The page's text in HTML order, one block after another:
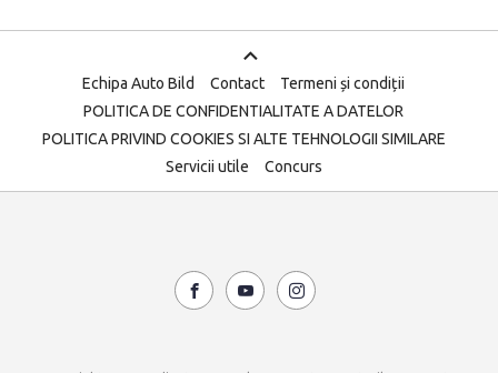
Echipa Auto Bild Contact
Termeni și condiții
POLITICA DE CONFIDENTIALITATE A DATELOR
POLITICA PRIVIND COOKIES SI ALTE TEHNOLOGII SIMILARE
Servicii utile
Concurs